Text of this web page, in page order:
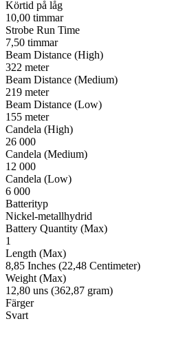
Körtid på låg
10,00 timmar
Strobe Run Time
7,50 timmar
Beam Distance (High)
322 meter
Beam Distance (Medium)
219 meter
Beam Distance (Low)
155 meter
Candela (High)
26 000
Candela (Medium)
12 000
Candela (Low)
6 000
Batterityp
Nickel-metallhydrid
Battery Quantity (Max)
1
Length (Max)
8,85 Inches (22,48 Centimeter)
Weight (Max)
12,80 uns (362,87 gram)
Färger
Svart